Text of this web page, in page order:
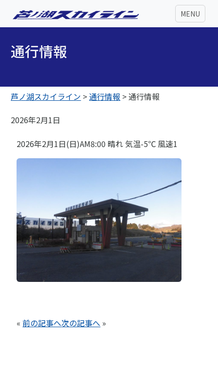
MENU
通行情報
芦ノ湖スカイライン >通行情報 >通行情報
2026年2月1日
2026年2月1日(日)AM8:00 晴れ 気温-5℃ 風速1
«前の記事へ次の記事へ »